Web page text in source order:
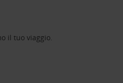
il tuo viaggio.